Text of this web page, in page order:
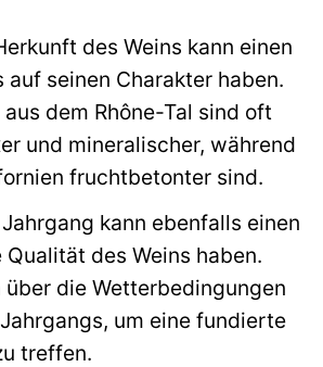
des Weins kann einen
auf seinen Charakter haben.
dem Rhône-Tal sind oft
und mineralischer, während
fruchtbetonter sind.
kann ebenfalls einen
des Weins haben.
die Wetterbedingungen
um eine fundierte
treffen.